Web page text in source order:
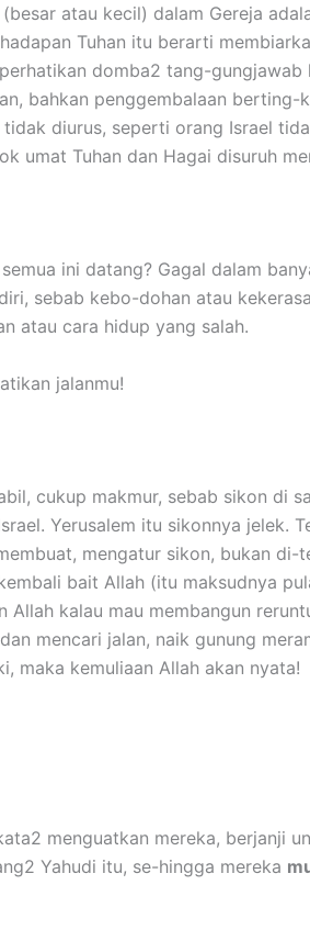
atau kecil) dalam Gereja
Tuhan itu berarti
domba2 tang-
bahkan penggembalaan berting-
diurus, seperti orang Israel
umat Tuhan dan Hagai disuruh
ini datang? Gagal dalam
sebab kebo-dohan atau
atau cara hidup yang salah.
jalanmu!
cukup makmur, sebab sikon di
Yerusalem itu sikonnya jelek.
mengatur sikon, bukan di-
bait Allah (itu maksudnya
kalau mau membangun
mencari jalan, naik gunung
maka kemuliaan Allah akan nyata!
menguatkan mereka, berjanji
Yahudi itu, se-hingga mereka